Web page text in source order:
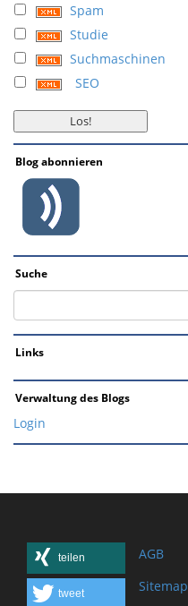
Spam
Studie
Suchmaschinen
SEO
Blog abonnieren
Suche
Links
Verwaltung des Blogs
Login
teilen
tweet
AGB
Sitemap